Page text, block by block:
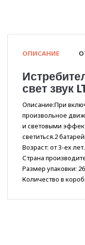
ОПИСАНИЕ
свет звук
Описание:При
произвольное
и световыми
светиться.2
Возраст: от 3-ех лет.
Страна
Размер упаковки:
Количество в